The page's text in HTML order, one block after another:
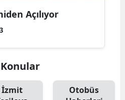
Açılıyor
İzmit
Otobüs